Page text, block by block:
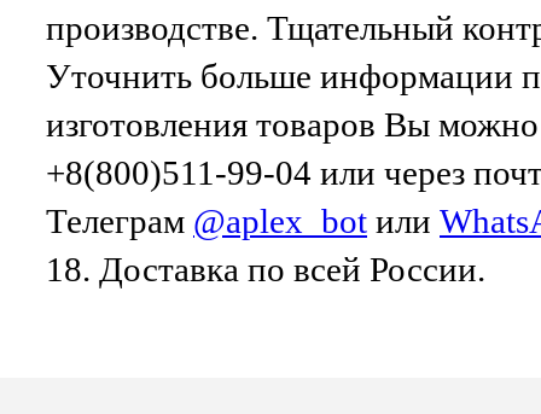
производстве. Тщательный
Уточнить больше информации
изготовления товаров Вы
+8(800)511-99-04 или через
Телеграм @aplex_bot или
18. Доставка по всей России.